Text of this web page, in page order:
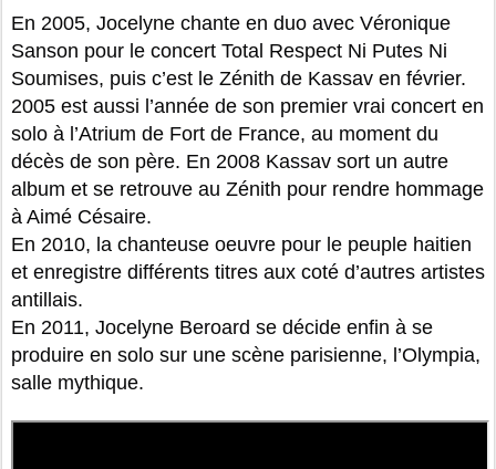
En 2005, Jocelyne chante en duo avec Véronique
Sanson pour le concert Total Respect Ni Putes Ni
Soumises, puis c’est le Zénith de Kassav en février.
2005 est aussi l’année de son premier vrai concert en
solo à l’Atrium de Fort de France, au moment du
décès de son père. En 2008 Kassav sort un autre
album et se retrouve au Zénith pour rendre hommage
à Aimé Césaire.
En 2010, la chanteuse oeuvre pour le peuple haitien
et enregistre différents titres aux coté d’autres artistes
antillais.
En 2011, Jocelyne Beroard se décide enfin à se
produire en solo sur une scène parisienne, l’Olympia,
salle mythique.